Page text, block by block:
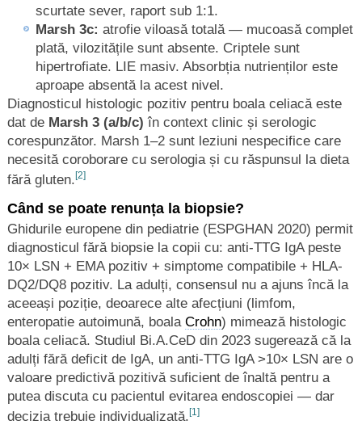
scurtate sever, raport sub 1:1.
Marsh 3c: atrofie viloasă totală — mucoasă complet
plată, vilozitățile sunt absente. Criptele sunt
hipertrofiate. LIE masiv. Absorbția nutrienților este
aproape absentă la acest nivel.
Diagnosticul histologic pozitiv pentru boala celiacă este
dat de Marsh 3 (a/b/c) în context clinic și serologic
corespunzător. Marsh 1–2 sunt leziuni nespecifice care
necesită coroborare cu serologia și cu răspunsul la dieta
fără gluten. [2]
Când se poate renunța la biopsie?
Ghidurile europene din pediatrie (ESPGHAN 2020) permit
diagnosticul fără biopsie la copii cu: anti-TTG IgA peste
10× LSN + EMA pozitiv + simptome compatibile + HLA-
DQ2/DQ8 pozitiv. La adulți, consensul nu a ajuns încă la
aceeași poziție, deoarece alte afecțiuni (limfom,
enteropatie autoimună, boala Crohn) mimează histologic
boala celiacă. Studiul Bi.A.CeD din 2023 sugerează că la
adulți fără deficit de IgA, un anti-TTG IgA >10× LSN are o
valoare predictivă pozitivă suficient de înaltă pentru a
putea discuta cu pacientul evitarea endoscopiei — dar
decizia trebuie individualizată. [1]